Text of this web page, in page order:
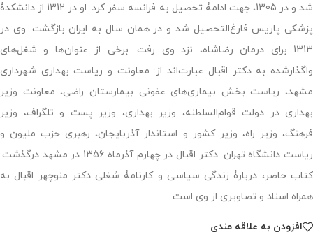
شد و در 1305، جهت ادامۀ تحصیل به فرانسه سفر كرد. او در 1312 از دانشكدۀ
پزشكی پاریس فارغ‌التحصیل شد و در همان سال به ایران بازگشت. وی در
1313 برای درمان رضاشاه، نزد وی رفت. برخی از عنوان‌ها و شغل‌های
واگذارشده به دكتر اقبال عبارت‌اند از: معاونت و ریاست بهداری شهرداری
مشهد، ریاست بخش بیماری‌های عفونی بیمارستان راضی، معاونت وزیر
بهداری در دولت قوام‌السلطنه، وزیر بهداری، وزیر پست و تلگراف، وزیر
فرهنگ، وزیر راه، وزیر كشور و استاندار آذربایجان، رهبری حزب ملیون و
ریاست دانشگاه تهران. دكتر اقبال در چهارم آذرماه 1356 در مشهد درگذشت.
كتاب حاضر، دربارۀ زندگی سیاسی و كارنامۀ شغلی دكتر منوچهر اقبال به
همراه اسناد و تصاویری از وی است.
افزودن به علاقه مندی